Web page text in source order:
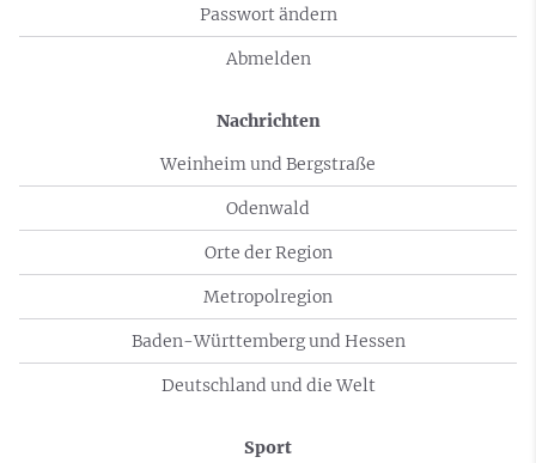
Passwort ändern
Abmelden
Nachrichten
Weinheim und Bergstraße
Odenwald
Orte der Region
Metropolregion
Baden-Württemberg und Hessen
Deutschland und die Welt
Sport